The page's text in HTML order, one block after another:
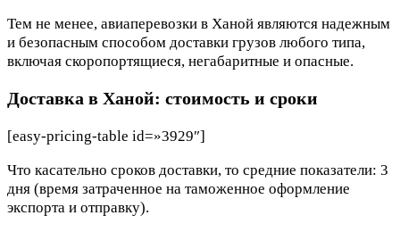
Тем не менее, авиаперевозки в Ханой являются надежным
и безопасным способом доставки грузов любого типа,
включая скоропортящиеся, негабаритные и опасные.
Доставка в Ханой: стоимость и сроки
[easy-pricing-table id=»3929″]
Что касательно сроков доставки, то средние показатели: 3
дня (время затраченное на таможенное оформление
экспорта и отправку).